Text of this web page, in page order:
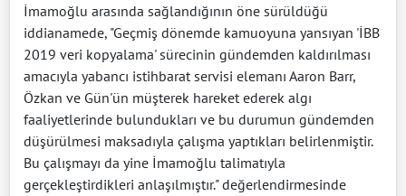
İmamoğlu arasında sağlandığının öne sürüldüğü
iddianamede, "Geçmiş dönemde kamuoyuna yansıyan 'İBB
2019 veri kopyalama' sürecinin gündemden kaldırılması
amacıyla yabancı istihbarat servisi elemanı Aaron Barr,
Özkan ve Gün'ün müşterek hareket ederek algı
faaliyetlerinde bulundukları ve bu durumun gündemden
düşürülmesi maksadıyla çalışma yaptıkları belirlenmiştir.
Bu çalışmayı da yine İmamoğlu talimatıyla
gerçekleştirdikleri anlaşılmıştır." değerlendirmesinde